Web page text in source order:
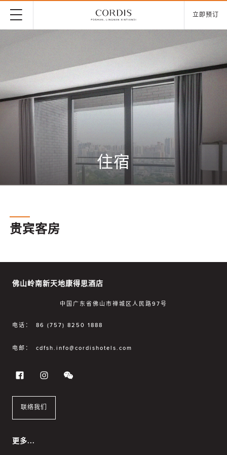
立即预订
住宿
贵宾客房
佛山岭南新天地康得思酒店
中国广东省佛山市禅城区人民路97号
电话： 86 (757) 8250 1888
电邮： cdfsh.info@cordishotels.com
联络我们
更多...